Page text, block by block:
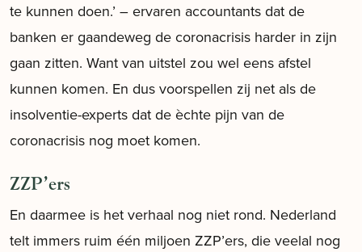
te kunnen doen.’ – ervaren accountants dat de
banken er gaandeweg de coronacrisis harder in zijn
gaan zitten. Want van uitstel zou wel eens afstel
kunnen komen. En dus voorspellen zij net als de
insolventie-experts dat de èchte pijn van de
coronacrisis nog moet komen.
ZZP’ers
En daarmee is het verhaal nog niet rond. Nederland
telt immers ruim één miljoen ZZP’ers, die veelal nog